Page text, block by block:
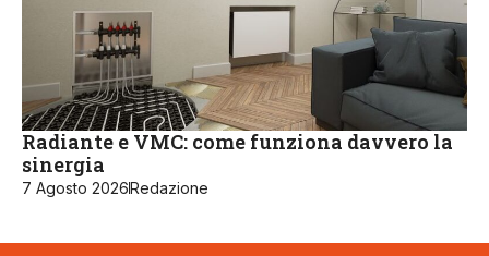
Radiante e VMC: come funziona davvero la
sinergia
7 Agosto 2026Redazione